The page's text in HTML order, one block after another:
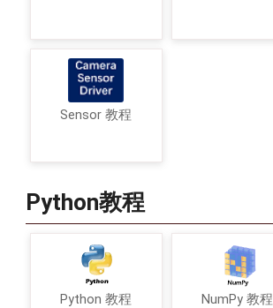
Sensor 教程
Python教程
Python 教程 NumPy 教程